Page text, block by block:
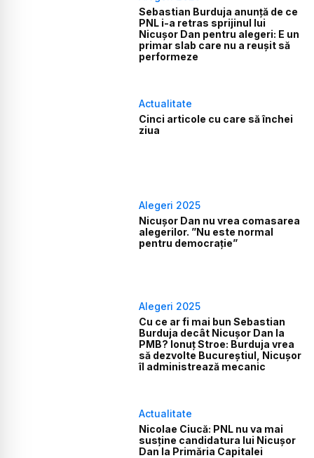
Sebastian Burduja anunță de ce
PNL i-a retras sprijinul lui
Nicușor Dan pentru alegeri: E un
primar slab care nu a reușit să
performeze
Actualitate
Cinci articole cu care să închei
ziua
Alegeri 2025
Nicușor Dan nu vrea comasarea
alegerilor. ”Nu este normal
pentru democrație”
Alegeri 2025
Cu ce ar fi mai bun Sebastian
Burduja decât Nicușor Dan la
PMB? Ionuț Stroe: Burduja vrea
să dezvolte Bucureștiul, Nicușor
îl administrează mecanic
Actualitate
Nicolae Ciucă: PNL nu va mai
susţine candidatura lui Nicuşor
Dan la Primăria Capitalei